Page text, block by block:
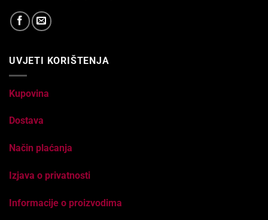
UVJETI KORIŠTENJA
Kupovina
Dostava
Način plaćanja
Izjava o privatnosti
Informacije o proizvodima